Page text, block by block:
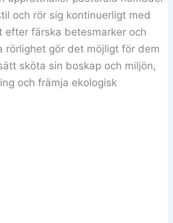
och rör sig kontinuerligt med
efter färska betesmarker och
rörlighet gör det möjligt för dem
sköta sin boskap och miljön,
och främja ekologisk